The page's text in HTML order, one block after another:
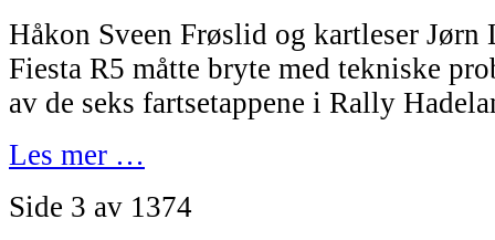
Håkon Sveen Frøslid og kartleser
Fiesta R5 måtte bryte med tekniske
av de seks fartsetappene i Rally
Les mer …
Side 3 av 1374